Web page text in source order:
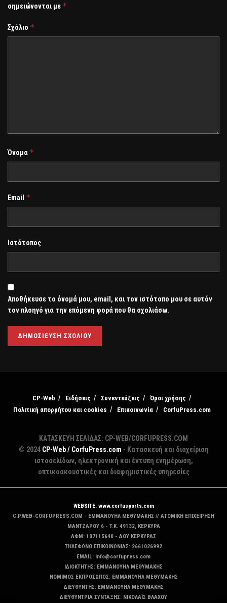
σημειώνονται με *
Σχόλιο *
Όνομα *
Email *
Ιστότοπος
Αποθήκευσε το όνομά μου, email, και τον ιστότοπο μου σε αυτόν
τον πλοηγό για την επόμενη φορά που θα σχολιάσω.
CP-Web Ειδήσεις Συνεντεύξεις
Όροι χρήσης
Πολιτική απορρήτου και cookies
Επικοινωνία CorfuPress.com
ΚΑΤΑΣΚΕΥΗ ΣΕΛΙΔΑΣ: CP-WEB/CORFUPRESS.COM
© 2024 CP-Web / CorfuPress.com - Κατασκευή και διαχείριση
ιστοσελίδων, ηλεκτρονική και έντυπη ενημέρωση,
οπτικοακουστικές και διαφημιστικές υπηρεσίες
WEBSITE: www.corfusports.com
C.P.WEB-CORFUPRESS.COM - ΕΜΜΑΝΟΥΗΛ ΜΕΘΥΜΑΚΗΣ // ΑΤΟΜΙΚΗ ΕΠΙΧΕΙΡΗΣΗ
MANTZAΡΟΥ 6 - T.K. 49132, ΚΕΡΚΥΡΑ
ΑΦΜ: 107115640 - ΔΟΥ ΚΕΡΚΥΡΑΣ
ΤΗΛΕΦΩΝΟ ΕΠΙΚΟΙΝΩΝΙΑΣ: 2661026992
EMAIL: info@corfupress.com
ΙΔΙΟΚΤΗΤΗΣ: EMMANOYΗΛ ΜΕΘΥΜΑΚΗΣ
ΝΟΜΙΜΟΣ ΕΚΠΡΟΣΩΠΟΣ: EMMANOYΗΛ ΜΕΘΥΜΑΚΗΣ
ΔΙΕΥΘΥΝΤΗΣ: EMMANOYΗΛ ΜΕΘΥΜΑΚΗΣ
ΔΙΕΥΘΥΝΤΡΙΑ ΣΥΝΤΑΞΗΣ: ΝΙΚΟΛΑΪΣ ΒΛΑΧΟΥ